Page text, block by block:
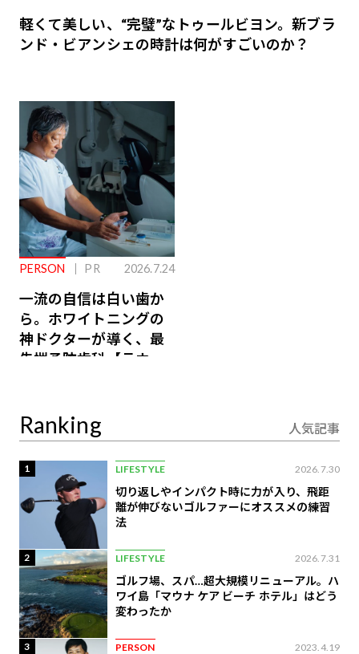
軽くて美しい、“完璧”なトゥールビヨン。新ブラ
ンド・ビアンシェの時計は何がすごいのか？
PERSON PR 2026.7.24
一流の自信は白い歯か
ら。ホワイトニングの
神ドクターが導く、最
先端予防歯科【ラウン
Ranking 人気記事
1 LIFESTYLE 2026.7.30
切り返しやインパクト時に力が入り、飛距
離が伸びないゴルファーにオススメの練習
法
2 LIFESTYLE 2026.7.31
ゴルフ場、スパ…超大規模リニューアル。ハ
ワイ島「マウナ ケア ビーチ ホテル」はどう
変わったか
3 PERSON 2023.4.19